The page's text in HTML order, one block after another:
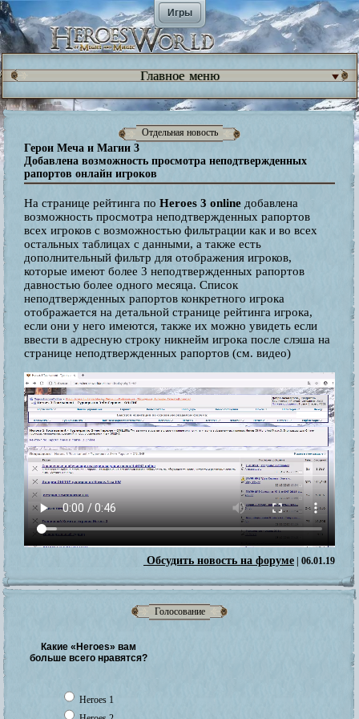
Игры
Голосование
Какие «Heroes» вам
больше всего нравятся?
Heroes 1
Главное меню
Отдельная новость
Герои Меча и Магии 3
Добавлена возможность просмотра неподтвержденных
рапортов онлайн игроков
На странице рейтинга по Heroes 3 online добавлена
возможность просмотра неподтвержденных рапортов
всех игроков с возможностью фильтрации как и во всех
остальных таблицах с данными, а также есть
дополнительный фильтр для отображения игроков,
которые имеют более 3 неподтвержденных рапортов
давностью более одного месяца. Список
неподтвержденных рапортов конкретного игрока
отображается на детальной странице рейтинга игрока,
если они у него имеются, также их можно увидеть если
ввести в адресную строку никнейм игрока после слэша на
странице неподтвержденных рапортов (см. видео)
Обсудить новость на форуме | 06.01.19